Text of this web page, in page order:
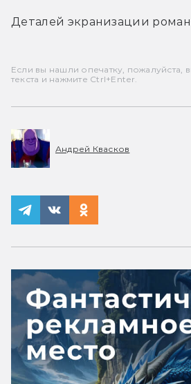
Деталей экранизации
Если вы нашли опечатку, пожалуйста,
текста и нажмите Ctrl+Enter.
Андрей Квасков